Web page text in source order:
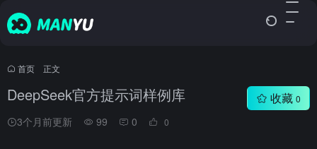
首页 正文
DeepSeek官方提示词样例库
3个月前更新 99 0 0
收藏 0